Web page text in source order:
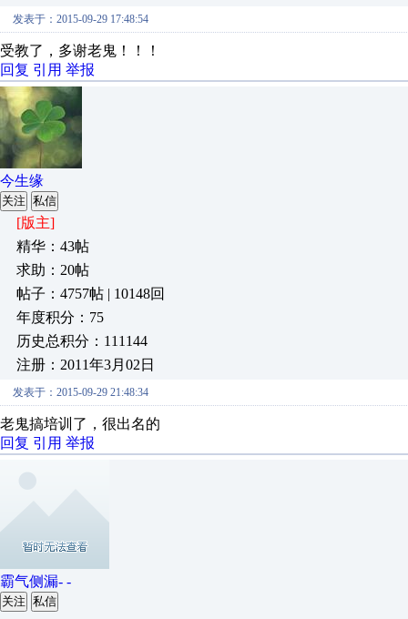
发表于：2015-09-29 17:48:54
受教了，多谢老鬼！！！
回复 引用 举报
今生缘
关注 私信
[版主]
精华：43帖
求助：20帖
帖子：4757帖 | 10148回
年度积分：75
历史总积分：111144
注册：2011年3月02日
发表于：2015-09-29 21:48:34
老鬼搞培训了，很出名的
回复 引用 举报
霸气侧漏- -
关注 私信